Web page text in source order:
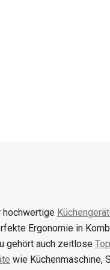
hochwertige
Ergonomie in
gehört auch zeitlose
wie Küchenmaschine,